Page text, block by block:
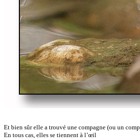
Et bien sûr elle a trouvé une compagne (ou un
En tous cas, elles se tiennent à l’œil